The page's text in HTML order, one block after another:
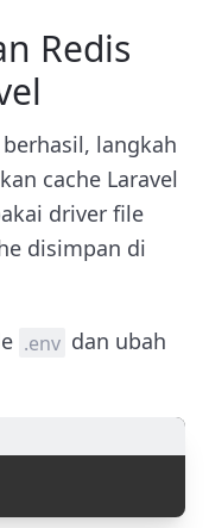
Redis
langkah
cache Laravel
driver file
disimpan di
.env dan ubah